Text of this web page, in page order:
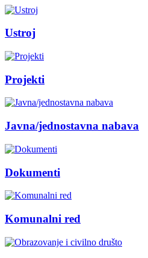
Ustroj
Projekti
Javna/jednostavna nabava
Dokumenti
Komunalni red